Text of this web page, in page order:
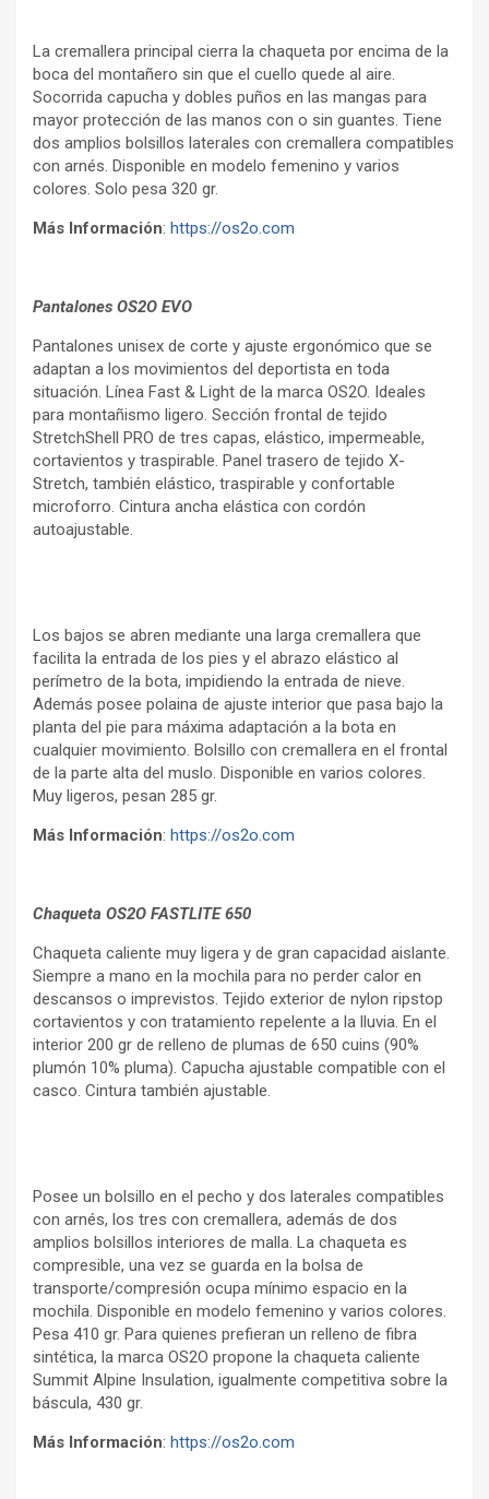
La cremallera principal cierra la chaqueta por encima de la
boca del montañero sin que el cuello quede al aire.
Socorrida capucha y dobles puños en las mangas para
mayor protección de las manos con o sin guantes. Tiene
dos amplios bolsillos laterales con cremallera compatibles
con arnés. Disponible en modelo femenino y varios
colores. Solo pesa 320 gr.
Más Información: https://os2o.com
Pantalones OS2O EVO
Pantalones unisex de corte y ajuste ergonómico que se
adaptan a los movimientos del deportista en toda
situación. Línea Fast & Light de la marca OS2O. Ideales
para montañismo ligero. Sección frontal de tejido
StretchShell PRO de tres capas, elástico, impermeable,
cortavientos y traspirable. Panel trasero de tejido X-
Stretch, también elástico, traspirable y confortable
microforro. Cintura ancha elástica con cordón
autoajustable.
Los bajos se abren mediante una larga cremallera que
facilita la entrada de los pies y el abrazo elástico al
perímetro de la bota, impidiendo la entrada de nieve.
Además posee polaina de ajuste interior que pasa bajo la
planta del pie para máxima adaptación a la bota en
cualquier movimiento. Bolsillo con cremallera en el frontal
de la parte alta del muslo. Disponible en varios colores.
Muy ligeros, pesan 285 gr.
Más Información: https://os2o.com
Chaqueta OS2O FASTLITE 650
Chaqueta caliente muy ligera y de gran capacidad aislante.
Siempre a mano en la mochila para no perder calor en
descansos o imprevistos. Tejido exterior de nylon ripstop
cortavientos y con tratamiento repelente a la lluvia. En el
interior 200 gr de relleno de plumas de 650 cuins (90%
plumón 10% pluma). Capucha ajustable compatible con el
casco. Cintura también ajustable.
Posee un bolsillo en el pecho y dos laterales compatibles
con arnés, los tres con cremallera, además de dos
amplios bolsillos interiores de malla. La chaqueta es
compresible, una vez se guarda en la bolsa de
transporte/compresión ocupa mínimo espacio en la
mochila. Disponible en modelo femenino y varios colores.
Pesa 410 gr. Para quienes prefieran un relleno de fibra
sintética, la marca OS2O propone la chaqueta caliente
Summit Alpine Insulation, igualmente competitiva sobre la
báscula, 430 gr.
Más Información: https://os2o.com